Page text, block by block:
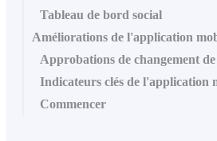
Tableau de bord social
Améliorations de l'application
Approbations de changement
Indicateurs clés de l'application
Commencer